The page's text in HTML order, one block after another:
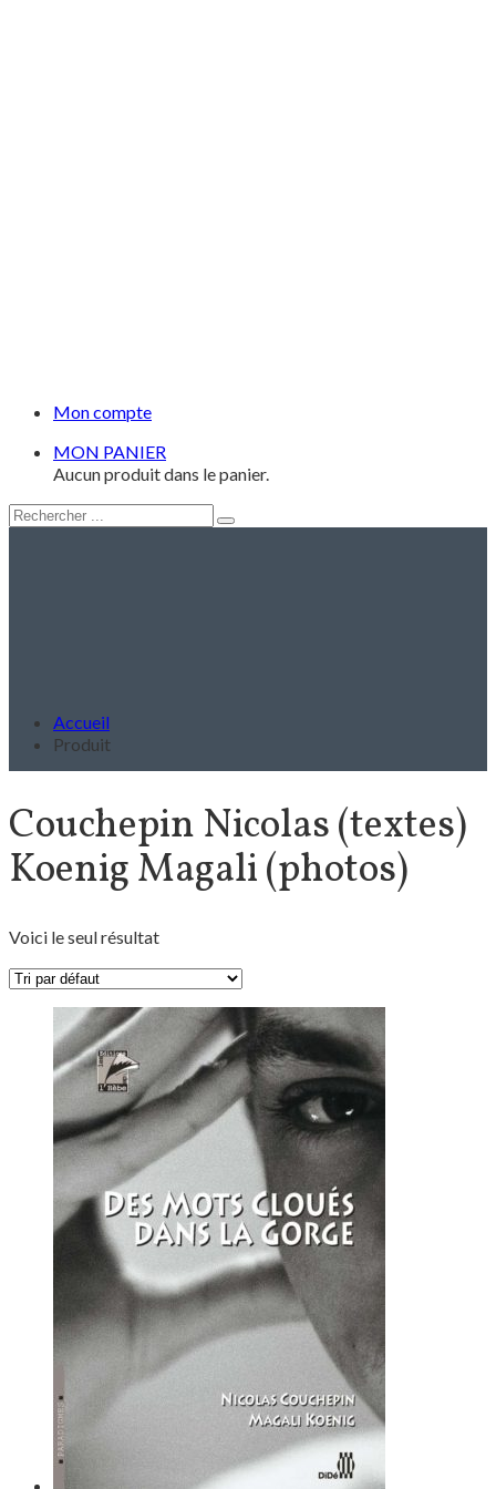
Mon compte
MON PANIER
Aucun produit dans le panier.
Accueil
Produit
Couchepin Nicolas (textes)
Koenig Magali (photos)
Voici le seul résultat